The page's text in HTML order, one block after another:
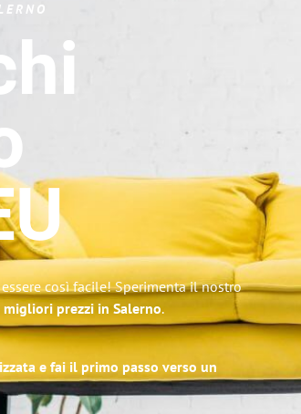
così facile! Sperimenta il nostro
migliori prezzi in Salerno.
e fai il primo passo verso un